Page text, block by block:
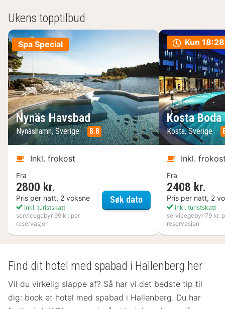
Ukens topptilbud
Spa Special
Nynäs Havsbad
Nynäshamn, Sverige 8.8
Inkl. frokost
Fra
2800 kr.
Pris per natt, 2 voksne
inkl. turistskatt
servicegebyr 99 kr. per
reservasjon
Søk datoNynäs Havsbad
Kun
Kosta
Kosta, Sverige
Inkl.
Fra
2408 kr.
Pris per natt, 2
inkl. turistskatt
servicegebyr 79 kr.
reservasjon
Find dit hotel med spabad i Hallenberg her
Vil du virkelig slappe af? Så har vi det bedste tip til
dig: book et hotel med spabad i Hallenberg. Du har